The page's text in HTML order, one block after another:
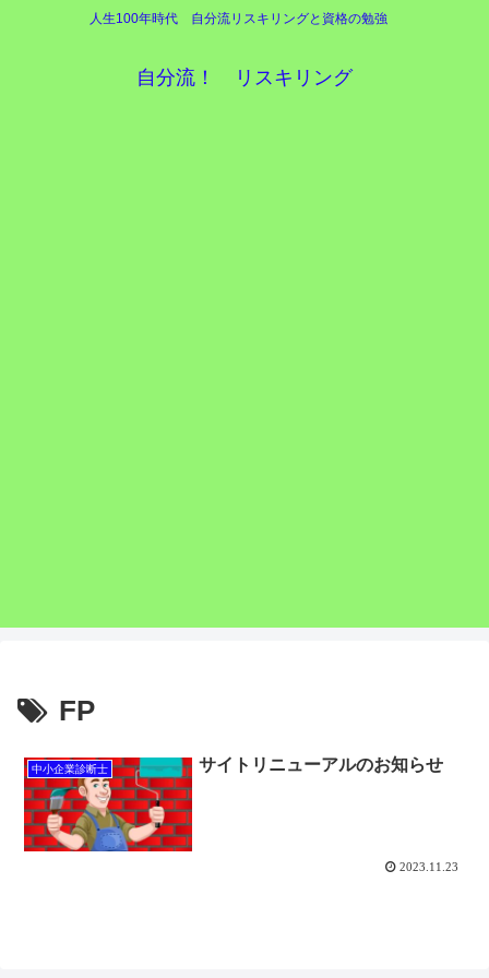
人生100年時代 自分流リスキリングと資格の勉強
自分流！ リスキリング
FP
中小企業診断士 サイトリニューアルのお知らせ
2023.11.23